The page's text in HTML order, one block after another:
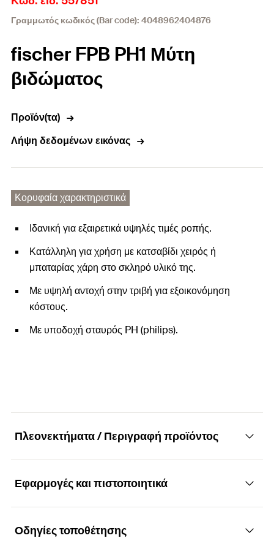
Γραμμωτός κωδικός (Bar code): 4048962404876
fischer FPB PH1 Μύτη
βιδώματος
Προϊόν(τα)
Λήψη δεδομένων εικόνας
Κορυφαία χαρακτηριστικά
Ιδανική για εξαιρετικά υψηλές τιμές ροπής.
Κατάλληλη για χρήση με κατσαβίδι χειρός ή
μπαταρίας χάρη στο σκληρό υλικό της.
Με υψηλή αντοχή στην τριβή για εξοικονόμηση
κόστους.
Με υποδοχή σταυρός PH (philips).
Πλεονεκτήματα / Περιγραφή προϊόντος
Επαγγελματική μύτη PH (phillips-σταυρός)
Πλεονεκτήματα
Εφαρμογές και πιστοποιητικά
Εφαρμογές
Οδηγίες τοποθέτησης